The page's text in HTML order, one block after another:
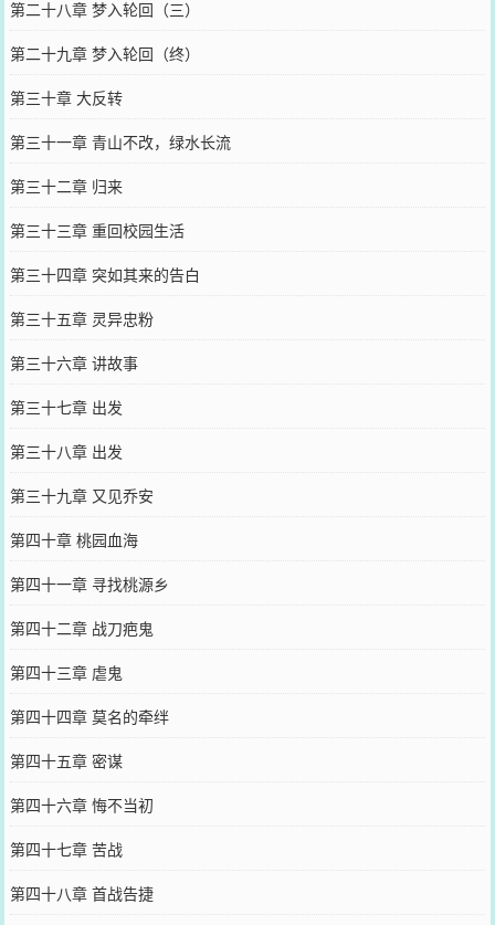
第二十八章 梦入轮回（三）
第二十九章 梦入轮回（终）
第三十章 大反转
第三十一章 青山不改，绿水长流
第三十二章 归来
第三十三章 重回校园生活
第三十四章 突如其来的告白
第三十五章 灵异忠粉
第三十六章 讲故事
第三十七章 出发
第三十八章 出发
第三十九章 又见乔安
第四十章 桃园血海
第四十一章 寻找桃源乡
第四十二章 战刀疤鬼
第四十三章 虐鬼
第四十四章 莫名的牵绊
第四十五章 密谋
第四十六章 悔不当初
第四十七章 苦战
第四十八章 首战告捷